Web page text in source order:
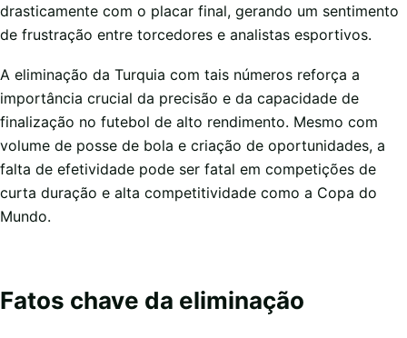
drasticamente com o placar final, gerando um sentimento
de frustração entre torcedores e analistas esportivos.
A eliminação da Turquia com tais números reforça a
importância crucial da precisão e da capacidade de
finalização no futebol de alto rendimento. Mesmo com
volume de posse de bola e criação de oportunidades, a
falta de efetividade pode ser fatal em competições de
curta duração e alta competitividade como a Copa do
Mundo.
Fatos chave da eliminação